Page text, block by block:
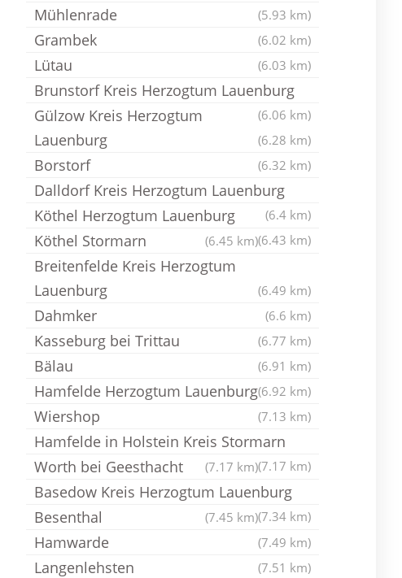
Mühlenrade (5.93 km)
Grambek (6.02 km)
Lütau (6.03 km)
Brunstorf Kreis Herzogtum Lauenburg
(6.06 km)
Gülzow Kreis Herzogtum
Lauenburg
(6.28 km)
Borstorf (6.32 km)
Dalldorf Kreis Herzogtum Lauenburg
(6.4 km)
Köthel Herzogtum Lauenburg
(6.43 km)
Köthel Stormarn (6.45 km)
Breitenfelde Kreis Herzogtum
Lauenburg
(6.49 km)
Dahmker (6.6 km)
Kasseburg bei Trittau (6.77 km)
Bälau (6.91 km)
Hamfelde Herzogtum Lauenburg(6.92 km)
Wiershop (7.13 km)
Hamfelde in Holstein Kreis Stormarn
(7.17 km)
Worth bei Geesthacht (7.17 km)
Basedow Kreis Herzogtum Lauenburg
(7.34 km)
Besenthal (7.45 km)
Hamwarde (7.49 km)
Langenlehsten (7.51 km)